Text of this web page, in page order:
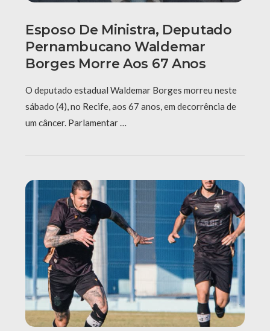
Esposo De Ministra, Deputado
Pernambucano Waldemar
Borges Morre Aos 67 Anos
O deputado estadual Waldemar Borges morreu neste
sábado (4), no Recife, aos 67 anos, em decorrência de
um câncer. Parlamentar …